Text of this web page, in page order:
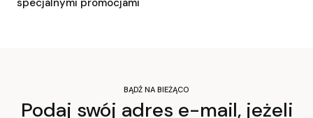
specjalnymi promocjami
BĄDŹ NA BIEŻĄCO
Podaj swój adres e-mail, jeżeli